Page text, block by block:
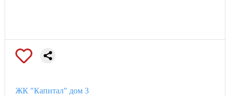
ЖК "Капитал" дом 3